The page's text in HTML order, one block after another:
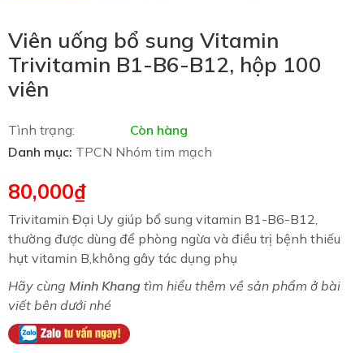
Viên uống bổ sung Vitamin
Trivitamin B1-B6-B12, hộp 100
viên
Tình trạng:
Còn hàng
Danh mục: TPCN Nhóm tim mạch
80,000₫
Trivitamin Đại Uy giúp bổ sung vitamin B1-B6-B12,
thường được dùng để phòng ngừa và điều trị bệnh thiếu
hụt vitamin B,không gây tác dụng phụ
Hãy cùng Minh Khang tìm hiểu thêm về sản phẩm ở bài
viết bên dưới nhé